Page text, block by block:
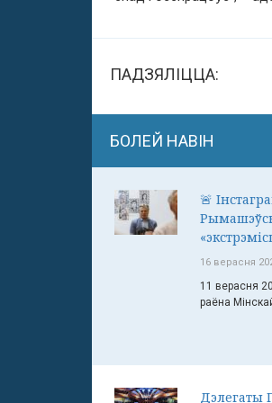
ПАДЗЯЛІЦЦА:
БОЛЕЙ НАВІН
🚨
16 верасня
11 верасня
раёна
Дэлегаты